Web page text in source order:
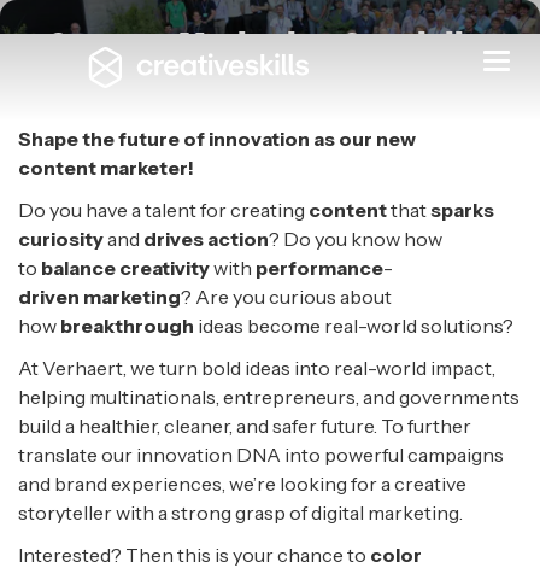
Content Marketing Specialist
KRUIBEKE
Shape thefuture of innovation as our new
content marketer!
Do you have a talent for creating contentthatsparks
curiosityand drives action? Do you know how
to balance creativitywith performance-
driven marketing? Are you curious about
how breakthrough ideas become real-world solutions?
At Verhaert, we turn bold ideas into real-world impact,
helping multinationals, entrepreneurs, and governments
build a healthier, cleaner, and safer future. To further
translate our innovation DNA into powerful campaigns
and brand experiences, we’re looking for a creative
storyteller with a strong grasp of digital marketing.
Interested? Then this is your chance to color